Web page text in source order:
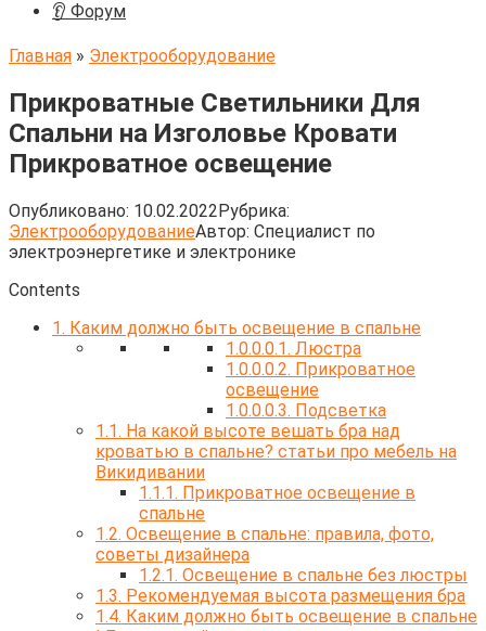
👂 Форум
Главная » Электрооборудование
Прикроватные Светильники Для
Спальни на Изголовье Кровати
Прикроватное освещение
Опубликовано: 10.02.2022Рубрика:
ЭлектрооборудованиеАвтор: Cпециалист по
электроэнергетике и электронике
Contents
1. Каким должно быть освещение в спальне
1.0.0.0.1. Люстра
1.0.0.0.2. Прикроватное
освещение
1.0.0.0.3. Подсветка
1.1. На какой высоте вешать бра над
кроватью в спальне? статьи про мебель на
Викидивании
1.1.1. Прикроватное освещение в
спальне
1.2. Освещение в спальне: правила, фото,
советы дизайнера
1.2.1. Освещение в спальне без люстры
1.3. Рекомендуемая высота размещения бра
1.4. Каким должно быть освещение в спальне